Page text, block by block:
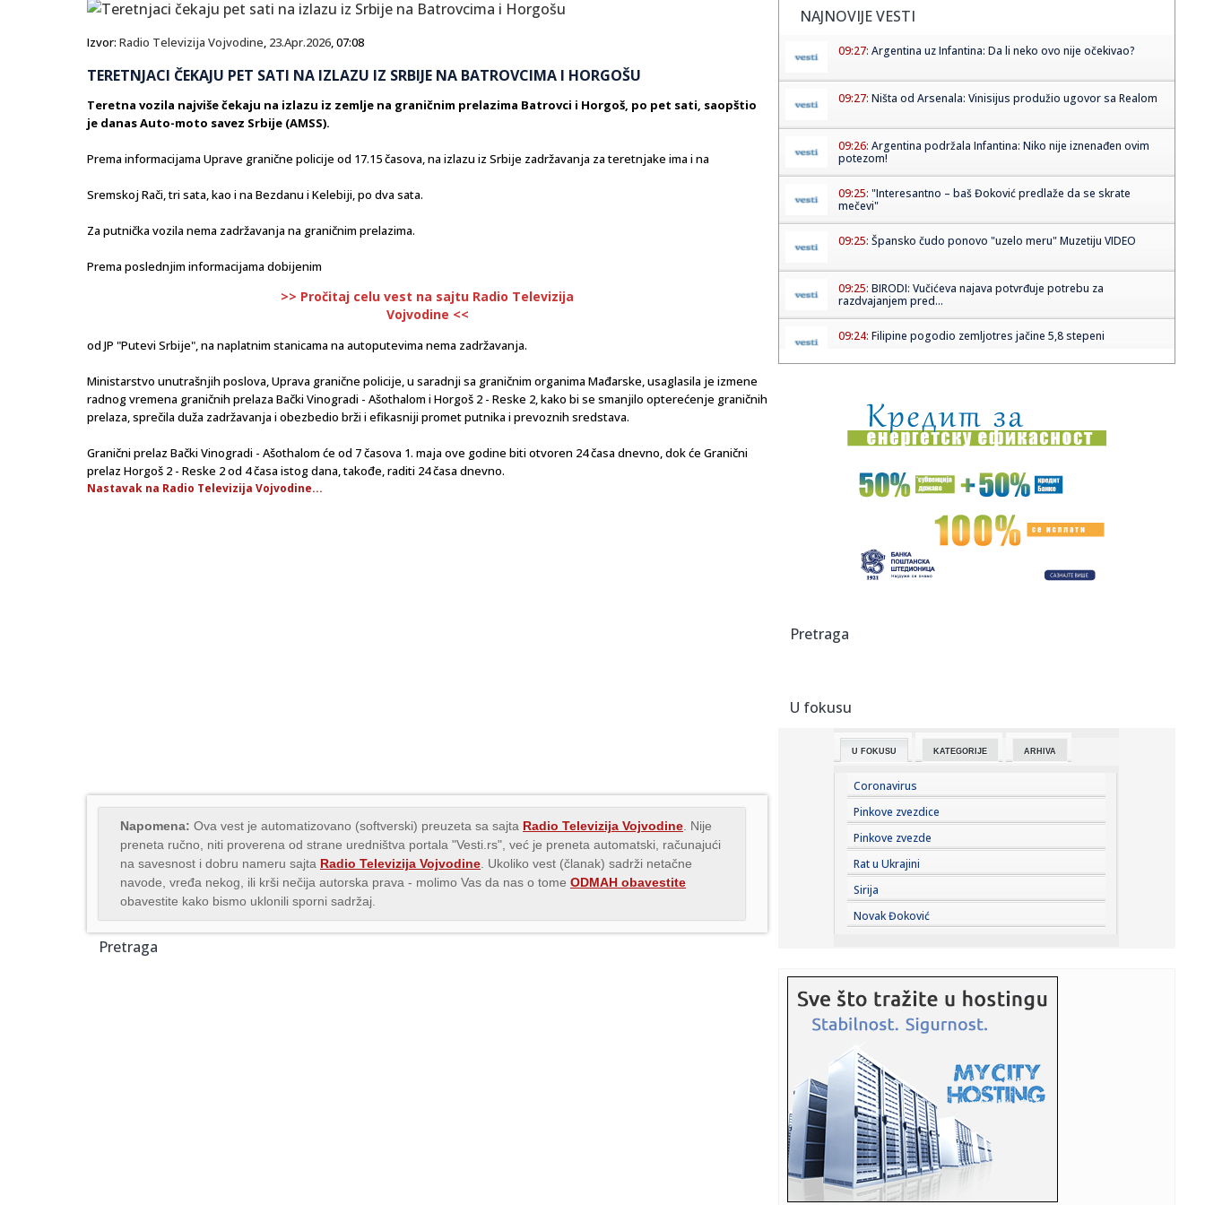
Izvor: Radio Televizija Vojvodine, 23.Apr.2026, 07:08
TERETNJACI ČEKAJU PET SATI NA IZLAZU IZ SRBIJE NA BATROVCIMA I HORGOŠU
Teretna vozila najviše čekaju na izlazu iz zemlje na graničnim prelazima Batrovci i Horgoš, po pet sati, saopštio
je danas Auto-moto savez Srbije (AMSS).
Prema informacijama Uprave granične policije od 17.15 časova, na izlazu iz Srbije zadržavanja za teretnjake ima i na
Sremskoj Rači, tri sata, kao i na Bezdanu i Kelebiji, po dva sata.
Za putnička vozila nema zadržavanja na graničnim prelazima.
Prema poslednjim informacijama dobijenim
>> Pročitaj celu vest na sajtu Radio Televizija
Vojvodine <<
od JP "Putevi Srbije", na naplatnim stanicama na autoputevima nema zadržavanja.
Ministarstvo unutrašnjih poslova, Uprava granične policije, u saradnji sa graničnim organima Mađarske, usaglasila je izmene
radnog vremena graničnih prelaza Bački Vinogradi - Ašothalom i Horgoš 2 - Reske 2, kako bi se smanjilo opterećenje graničnih
prelaza, sprečila duža zadržavanja i obezbedio brži i efikasniji promet putnika i prevoznih sredstava.
Granični prelaz Bački Vinogradi - Ašothalom će od 7 časova 1. maja ove godine biti otvoren 24 časa dnevno, dok će Granični
prelaz Horgoš 2 - Reske 2 od 4 časa istog dana, takođe, raditi 24 časa dnevno.
Nastavak na Radio Televizija Vojvodine...
Napomena: Ova vest je automatizovano (softverski) preuzeta sa sajta Radio Televizija Vojvodine . Nije
preneta ručno, niti proverena od strane uredništva portala "Vesti.rs", već je preneta automatski, računajući
na savesnost i dobru nameru sajta Radio Televizija Vojvodine . Ukoliko vest (članak) sadrži netačne
navode, vređa nekog, ili krši nečija autorska prava - molimo Vas da nas o tome ODMAH obavestite
obavestite kako bismo uklonili sporni sadržaj.
Pretraga
NAJNOVIJE VESTI
09:27: Argentina uz Infantina: Da li neko ovo nije očekivao?
09:27: Ništa od Arsenala: Vinisijus produžio ugovor sa Realom
09:26: Argentina podržala Infantina: Niko nije iznenađen ovim
potezom!
09:25: "Interesantno – baš Đoković predlaže da se skrate
mečevi"
09:25: Špansko čudo ponovo "uzelo meru" Muzetiju VIDEO
09:25: BIRODI: Vučićeva najava potvrđuje potrebu za
razdvajanjem pred...
09:24: Filipine pogodio zemljotres jačine 5,8 stepeni
09:23:KOSTOV NA IZLAZNIM VRATIMA: Velikan baš zagrizao za
Zvezdinog bi...
09:21:Без воде Петроварадинска тврђава
SRCE Vranje: Sport u istorijskoj krizi
09:19:Bez vode Petrovardinska tvrđava
stanovi...
09:16:
09:18:
Srbija budući most Evrope: Zelenski i Vučić otvaraju vrata
09:16:Ekipe JKP Naissus i po vrelom danu na terenu: Radovi na
mreži ...
09:12:Crveni meteo alarm za jug Srbije: U Vranju cisterna sa
pijaćom v...
09:12:Lids srušio rekord – zbog rezervnog golmana Sitija!
09:11: Ormuz (ne)prohodan
09:09:
09:06:Požar u Ibarskoj klisuri još uvek besni
09:05:Kursevi nege lepote u Akademiji Oxford - započnite obuku
za zani...
09:04:Dežurne apoteke do 10. avgusta
Pretraga
U fokusu
U FOKUSU KATEGORIJE ARHIVA
Coronavirus
Pinkove zvezdice
Pinkove zvezde
Rat u Ukrajini
Sirija
Novak Đoković